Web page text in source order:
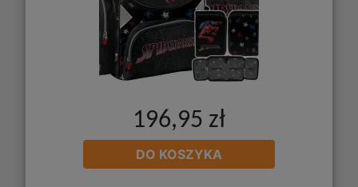
196,95 zł
DO KOSZYKA